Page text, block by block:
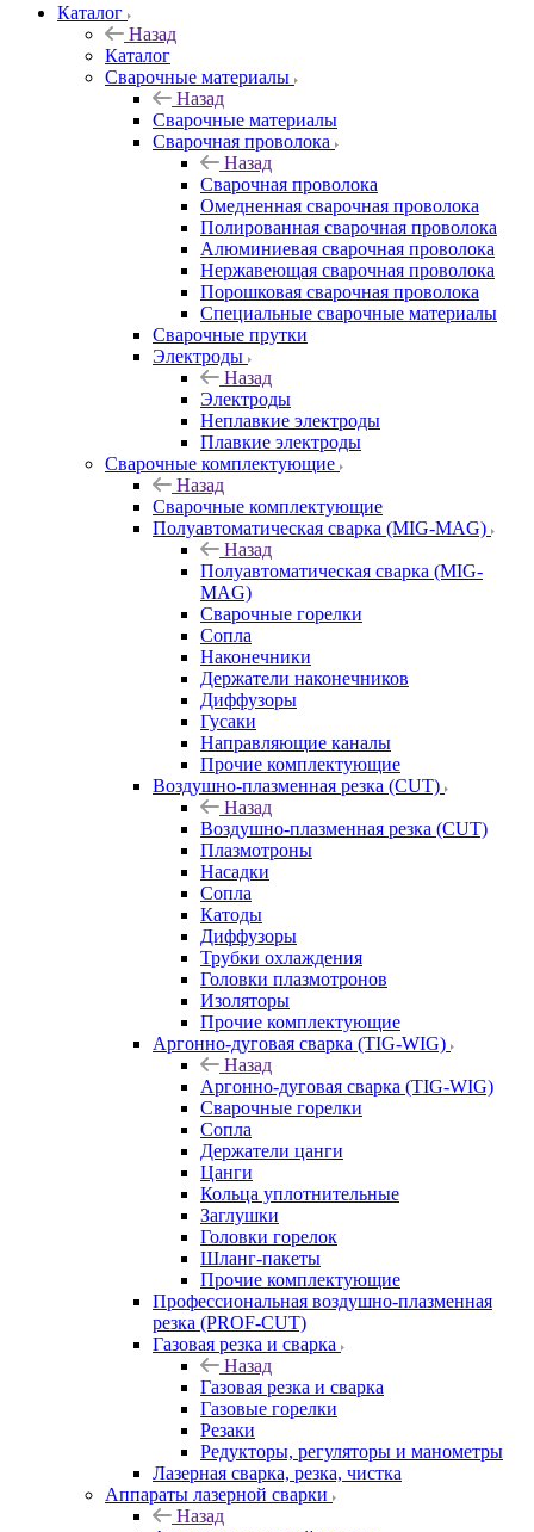
Каталог
Назад
Каталог
Сварочные материалы
Назад
Сварочные материалы
Сварочная проволока
Назад
Сварочная проволока
Омедненная сварочная проволока
Полированная сварочная проволока
Алюминиевая сварочная проволока
Нержавеющая сварочная проволока
Порошковая сварочная проволока
Специальные сварочные материалы
Сварочные прутки
Электроды
Назад
Электроды
Неплавкие электроды
Плавкие электроды
Сварочные комплектующие
Назад
Сварочные комплектующие
Полуавтоматическая сварка (MIG-MAG)
Назад
Полуавтоматическая сварка (MIG-
MAG)
Сварочные горелки
Сопла
Наконечники
Держатели наконечников
Диффузоры
Гусаки
Направляющие каналы
Прочие комплектующие
Воздушно-плазменная резка (CUT)
Назад
Воздушно-плазменная резка (CUT)
Плазмотроны
Насадки
Сопла
Катоды
Диффузоры
Трубки охлаждения
Головки плазмотронов
Изоляторы
Прочие комплектующие
Аргонно-дуговая сварка (TIG-WIG)
Назад
Аргонно-дуговая сварка (TIG-WIG)
Сварочные горелки
Сопла
Держатели цанги
Цанги
Кольца уплотнительные
Заглушки
Головки горелок
Шланг-пакеты
Прочие комплектующие
Профессиональная воздушно-плазменная
резка (PROF-CUT)
Газовая резка и сварка
Назад
Газовая резка и сварка
Газовые горелки
Резаки
Редукторы, регуляторы и манометры
Лазерная сварка, резка, чистка
Аппараты лазерной сварки
Назад